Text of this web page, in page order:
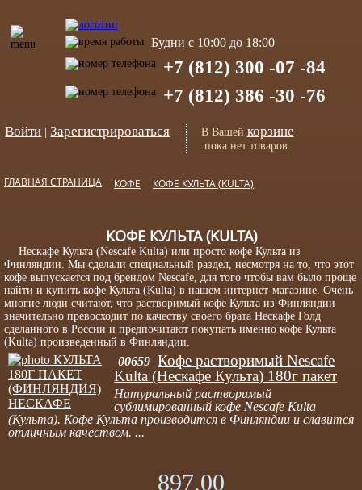
Будни с 10:00 до 18:00
+7 (812) 300 -07 -84
+7 (812) 386 -30 -76
Войти |Зарегистрироваться В Вашей корзине
пока нет товаров.
ГЛАВНАЯ СТРАНИЦА КОФЕ КОФЕ КУЛЬТА (KULTA)
КОФЕ КУЛЬТА (KULTA)
Нескафе Культа (Nescafe Kulta) или просто кофе Культа из
Финляндии. Мы сделали специальный раздел, несмотря на то, что этот
кофе выпускается под брендом Nescafe, для того чтобы вам было проще
найти и купить кофе Культа (Kulta) в нашем интернет-магазине. Очень
многие люди считают, что растворимый кофе Культа из Финляндии
значительно превосходит по качеству своего брата Нескафе Голд
сделанного в России и предпочитают покупать именно кофе Культа
(Kulta) произведенный в Финляндии.
00659 Кофе растворимый Nescafe
Kulta (Нескафе Культа) 180г пакет
Натуральный растворимый
сублимированный кофе Nescafe Kulta
(Культа). Кофе Культа производится в Финляндии и славится
отличным качеством. ...
897,00